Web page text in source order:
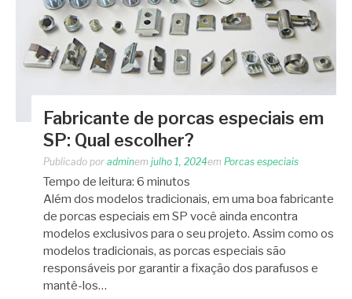
Fabricante de porcas especiais em
SP: Qual escolher?
Publicado por adminem julho 1, 2024em Porcas especiais
Tempo de leitura: 6 minutos
Além dos modelos tradicionais, em uma boa fabricante
de porcas especiais em SP você ainda encontra
modelos exclusivos para o seu projeto. Assim como os
modelos tradicionais, as porcas especiais são
responsáveis por garantir a fixação dos parafusos e
mantê-los…